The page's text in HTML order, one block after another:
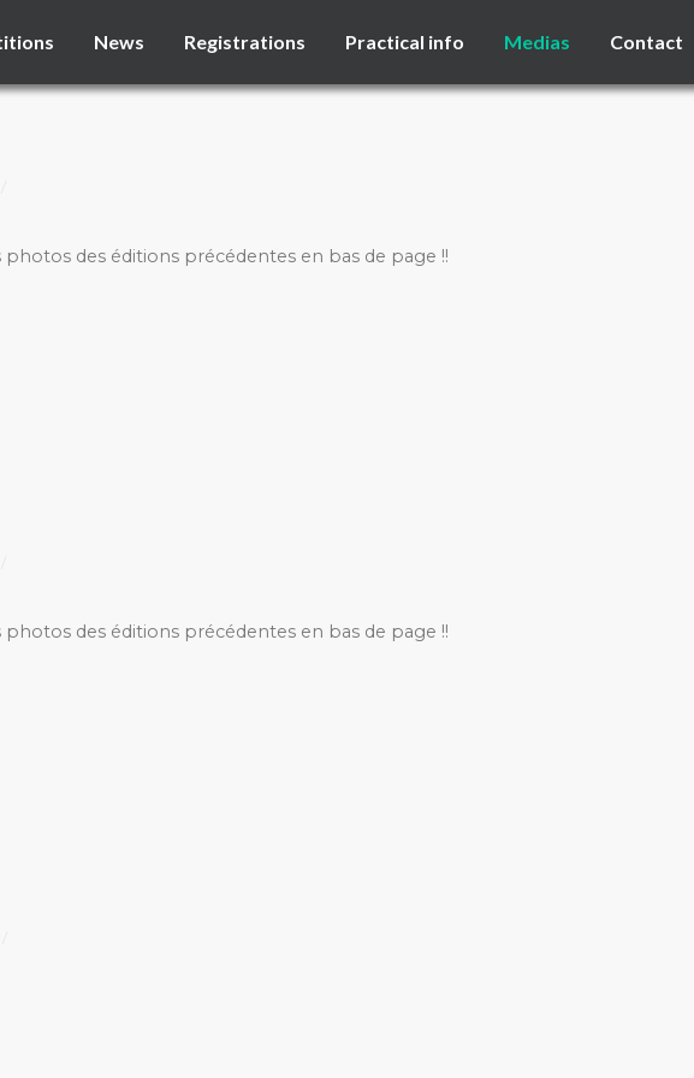
News Registrations Practical info Medias Contact
des éditions précédentes en bas de page !!
des éditions précédentes en bas de page !!